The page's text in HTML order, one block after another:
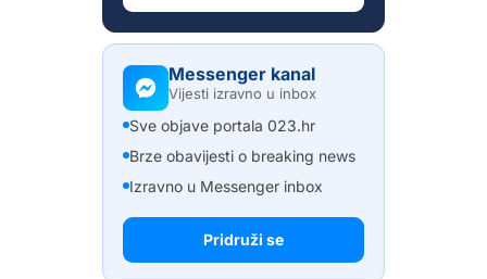
Messenger kanal
Vijesti izravno u inbox
Sve objave portala 023.hr
Brze obavijesti o breaking news
Izravno u Messenger inbox
Pridruži se